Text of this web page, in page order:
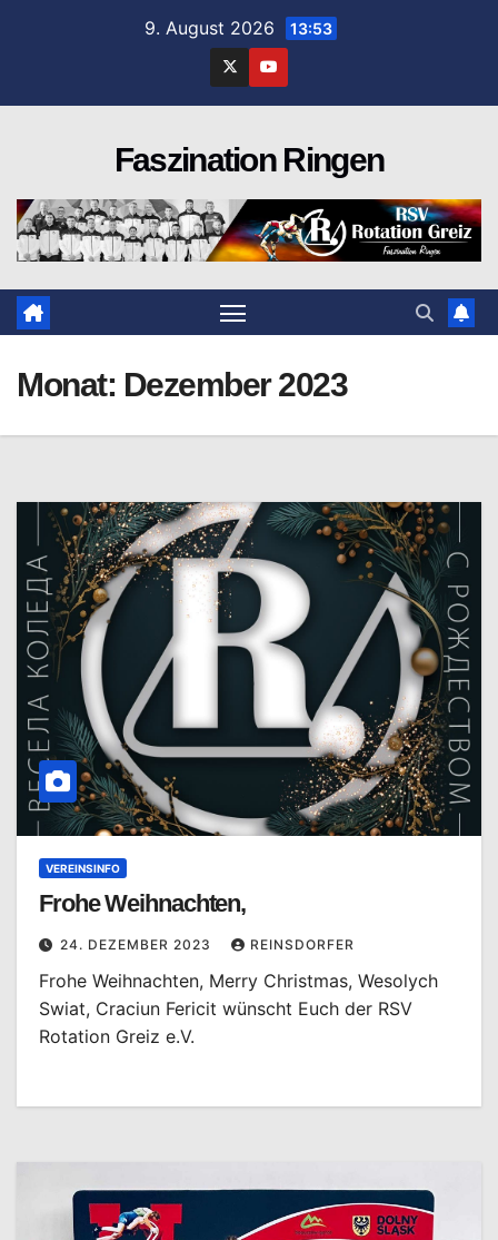
9. August 2026 13:53
Faszination Ringen
Monat: Dezember 2023
VEREINSINFO
Frohe Weihnachten,
24. DEZEMBER 2023 REINSDORFER
Frohe Weihnachten, Merry Christmas, Wesolych
Swiat, Craciun Fericit wünscht Euch der RSV
Rotation Greiz e.V.